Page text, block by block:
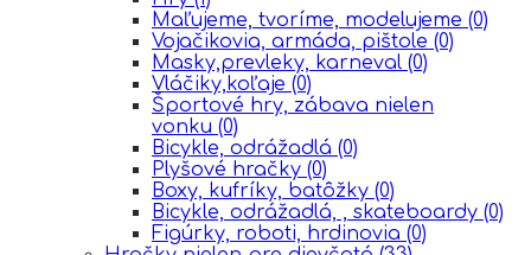
Maľujeme, tvoríme, modelujeme (0)
Vojačikovia, armáda, pištole (0)
Masky,prevleky, karneval (0)
Vláčiky,koľaje (0)
Športové hry, zábava nielen
vonku (0)
Bicykle, odrážadlá (0)
Plyšové hračky (0)
Boxy, kufríky, batôžky (0)
Bicykle, odrážadlá, , skateboardy (0)
Figúrky, roboti, hrdinovia (0)